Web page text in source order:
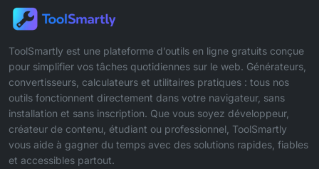
ToolSmartly est une plateforme d’outils en ligne gratuits conçue
pour simplifier vos tâches quotidiennes sur le web. Générateurs,
convertisseurs, calculateurs et utilitaires pratiques : tous nos
outils fonctionnent directement dans votre navigateur, sans
installation et sans inscription. Que vous soyez développeur,
créateur de contenu, étudiant ou professionnel, ToolSmartly
vous aide à gagner du temps avec des solutions rapides, fiables
et accessibles partout.